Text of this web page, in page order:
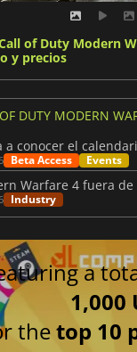
of Duty Modern
y precios
DUTY MODERN
Beta Access Events
Industry
a
1,000
thetop 10